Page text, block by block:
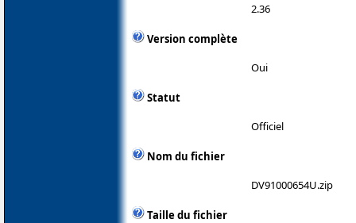
2.36
Version complète
Oui
Statut
Officiel
Nom du fichier
DV91000654U.zip
Taille du fichier